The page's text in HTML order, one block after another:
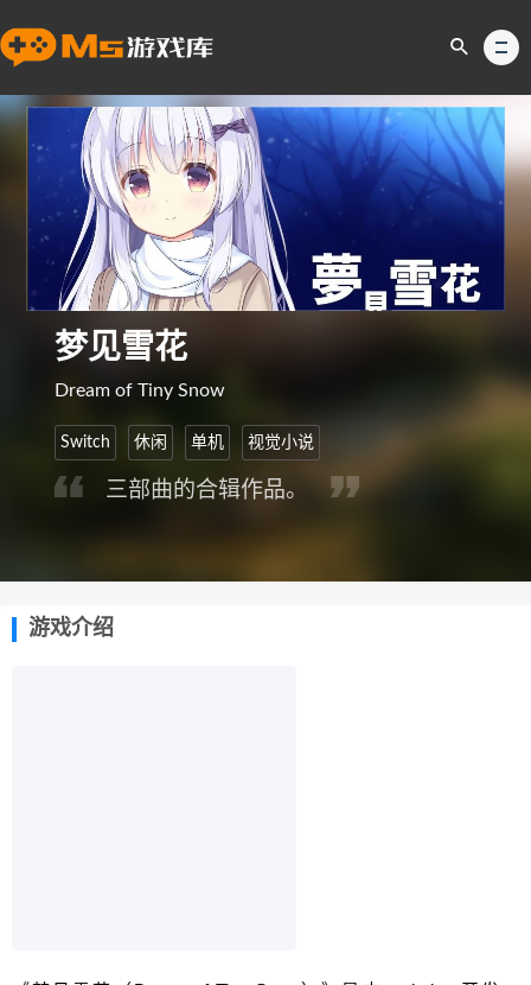
梦见雪花
Dream of Tiny Snow
Switch 休闲 单机 视觉小说
三部曲的合辑作品。
游戏介绍